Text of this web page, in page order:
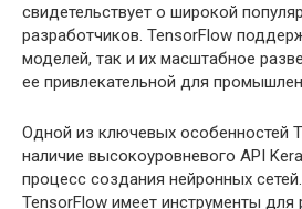
свидетельствует о широкой
разработчиков. TensorFlow
моделей, так и их масштабное
ее привлекательной для
Одной из ключевых особенностей
наличие высокоуровневого API
процесс создания нейронных
TensorFlow имеет инструменты